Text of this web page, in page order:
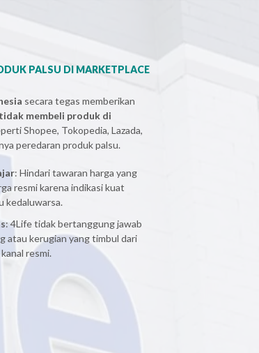
PALSU DI MARKETPLACE
secara tegas memberikan
tidak membeli produk di
Shopee, Tokopedia, Lazada,
peredaran produk palsu.
: Hindari tawaran harga yang
resmi karena indikasi kuat
kedaluwarsa.
: 4Life tidak bertanggung jawab
atau kerugian yang timbul dari
resmi.